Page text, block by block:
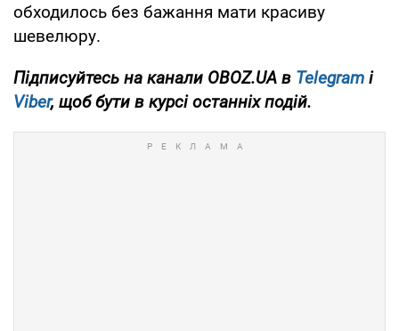
обходилось без бажання мати красиву
шевелюру.
Підписуйтесь на канали OBOZ.UA в Telegram і
Viber, щоб бути в курсі останніх подій.